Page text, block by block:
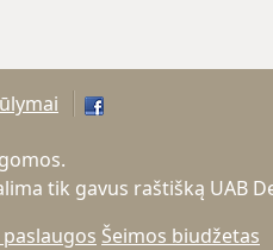
tik gavus raštišką UAB
Šeimos biudžetas